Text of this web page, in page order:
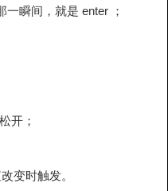
瞬间，就是 enter ；
开；
变时触发。